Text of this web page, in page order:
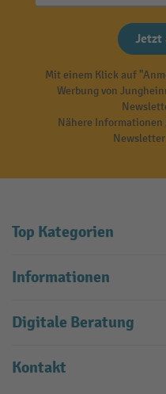
Jetzt
Mit einem Klick auf
Werbung von
Nähere Informationen
Top Kategorien
Informationen
Digitale Beratung
Kontakt